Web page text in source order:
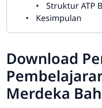
Struktur ATP
Kesimpulan
Download
Merdeka